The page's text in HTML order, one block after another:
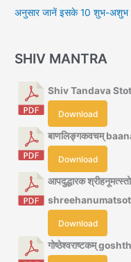
अनुसार जानें इसके 10 शुभ-
SHIV MANTRA
Shiv Tandava
Download
बाणलिङ्गकवचम्
Download
आपदुद्धारक
Download
गोष्ठेश्वराष्टकम्